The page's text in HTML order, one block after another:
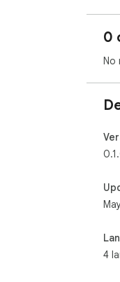
用
单
极
多
顶
发
0
No
4